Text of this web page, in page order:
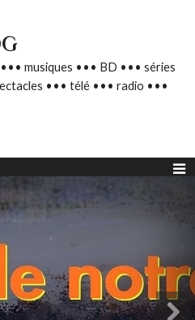
musiques ••• BD ••• séries
••• télé ••• radio •••